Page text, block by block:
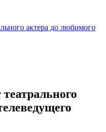
актера до любимого